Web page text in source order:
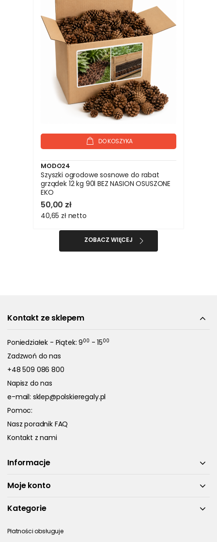
DO KOSZYKA
MODO24
Szyszki ogrodowe sosnowe do rabat
grządek 12 kg 90l BEZ NASION OSUSZONE
EKO
50,00 zł
40,65 zł netto
ZOBACZ WIĘCEJ
Kontakt ze sklepem
Poniedziałek - Piątek: 900 - 1500
Zadzwoń do nas
+48 509 086 800
Napisz do nas
e-mail: sklep@polskieregaly.pl
Pomoc:
Nasz poradnik FAQ
Kontakt z nami
Informacje
Moje konto
Kategorie
Płatności obsługuje